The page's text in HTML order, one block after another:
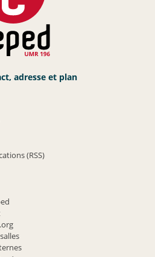
adresse et plan
(RSS)